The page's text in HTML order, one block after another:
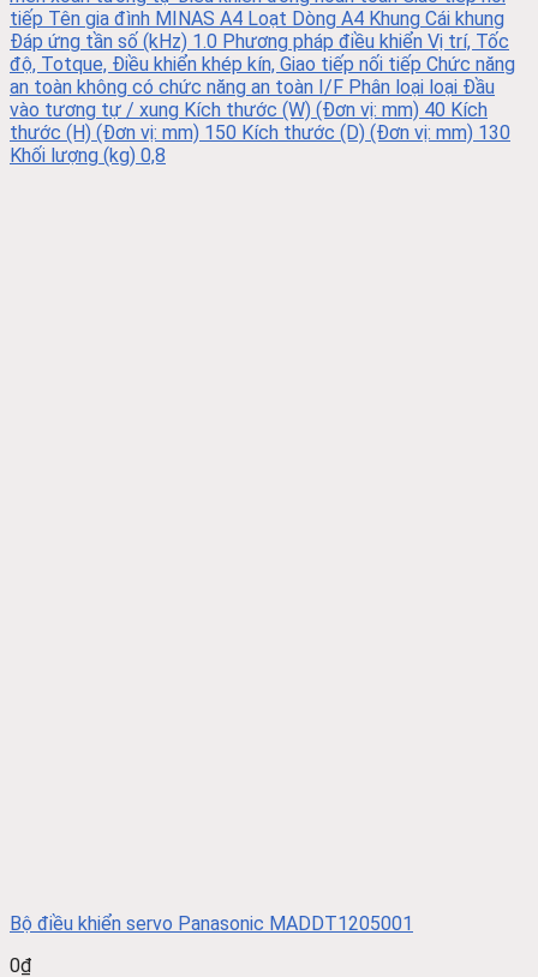
tiếp Tên gia đình MINAS A4 Loạt Dòng A4 Khung Cái khung
Đáp ứng tần số (kHz) 1.0 Phương pháp điều khiển Vị trí, Tốc
độ, Totque, Điều khiển khép kín, Giao tiếp nối tiếp Chức năng
an toàn không có chức năng an toàn I/F Phân loại loại Đầu
vào tương tự / xung Kích thước (W) (Đơn vị: mm) 40 Kích
thước (H) (Đơn vị: mm) 150 Kích thước (D) (Đơn vị: mm) 130
Khối lượng (kg) 0,8
Bộ điều khiển servo Panasonic MADDT1205001
0₫